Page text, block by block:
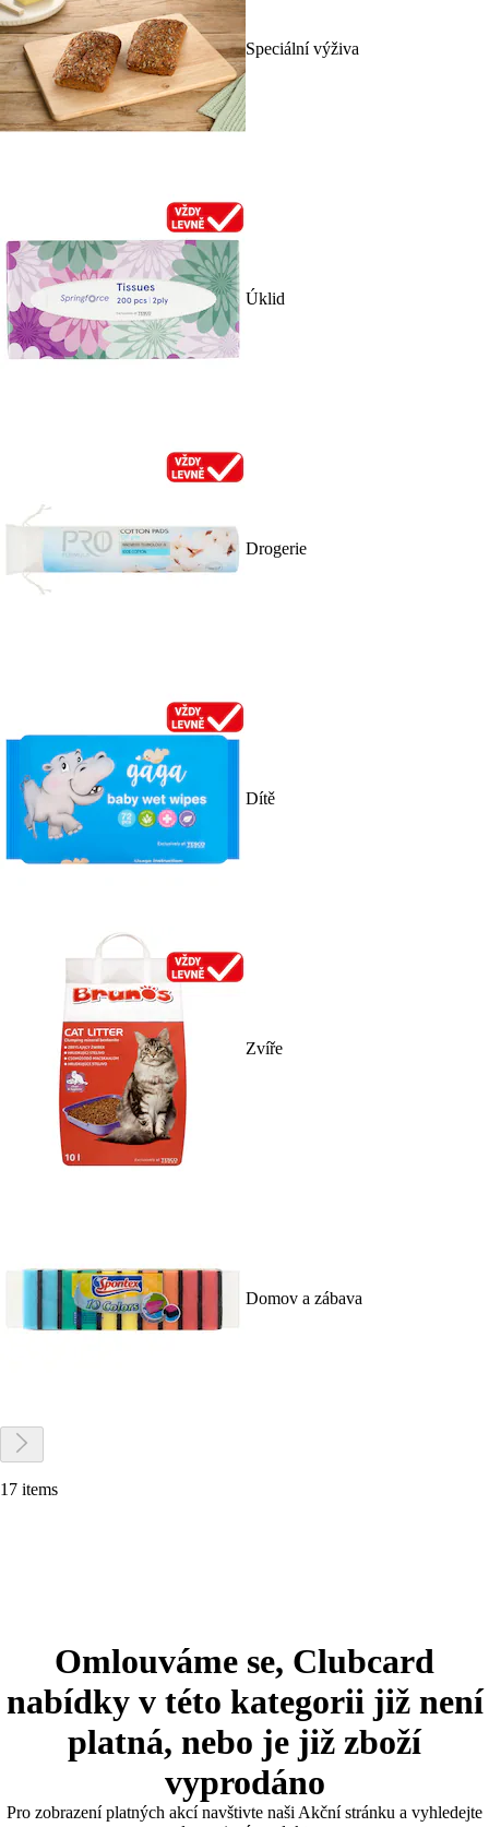
Speciální výživa
Úklid
Drogerie
Dítě
Zvíře
Domov a zábava
17 items
Omlouváme se, Clubcard
nabídky v této kategorii již není
platná, nebo je již zboží
vyprodáno
Pro zobrazení platných akcí navštivte naši Akční stránku a vyhledejte